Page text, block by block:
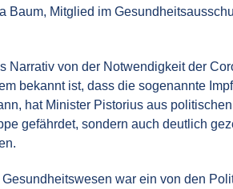
Mitglied im
Narrativ von der Notwendigkeit der
bekannt ist, dass die sogenannte
hat Minister Pistorius aus
gefährdet, sondern auch deutlich
war ein von den